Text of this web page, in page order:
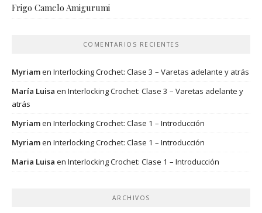
Frigo Camelo Amigurumi
COMENTARIOS RECIENTES
Myriamen Interlocking Crochet: Clase 3 – Varetas adelante y atrás
María Luisa en Interlocking Crochet: Clase 3 – Varetas adelante y
atrás
Myriamen Interlocking Crochet: Clase 1 – Introducción
Myriamen Interlocking Crochet: Clase 1 – Introducción
Maria Luisa en Interlocking Crochet: Clase 1 – Introducción
ARCHIVOS